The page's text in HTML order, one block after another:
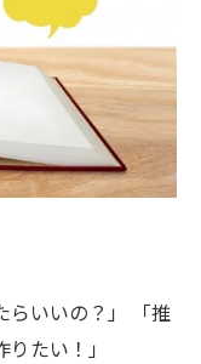
らいいの？」 「推
たい！」